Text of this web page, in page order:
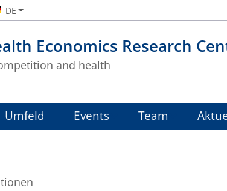
Economics Research
and health
DE
Umfeld Events Team